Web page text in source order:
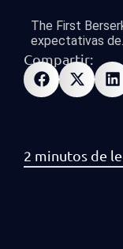
The First
expectativas
Compartir: